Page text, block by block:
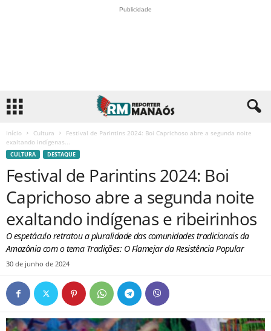
Publicidade
Início Cultura
Festival de Parintins 2024: Boi Caprichoso abre a segunda noite
exaltando indígenas...
CULTURA DESTAQUE
Festival de Parintins 2024: Boi
Caprichoso abre a segunda noite
exaltando indígenas e ribeirinhos
O espetáculo retratou a pluralidade das comunidades tradicionais da
Amazônia com o tema Tradições: O Flamejar da Resistência Popular
30 de junho de 2024